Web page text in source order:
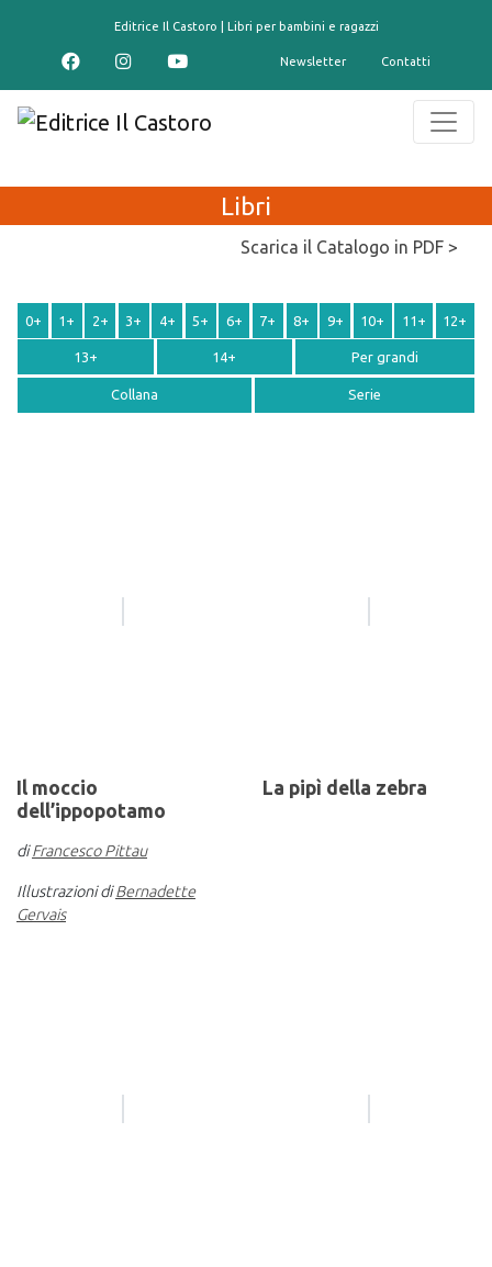
Editrice Il Castoro | Libri per bambini e ragazzi
Newsletter Contatti
Libri
Scarica il Catalogo in PDF >
0+ 1+ 2+ 3+ 4+ 5+ 6+ 7+ 8+ 9+ 10+ 11+ 12+
13+ 14+ Per grandi
Collana Serie
Il moccio
dell’ippopotamo
diFrancesco Pittau
Illustrazioni diBernadette
Gervais
La pipì della zebra